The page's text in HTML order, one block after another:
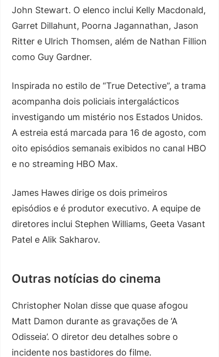
John Stewart. O elenco inclui Kelly Macdonald,
Garret Dillahunt, Poorna Jagannathan, Jason
Ritter e Ulrich Thomsen, além de Nathan Fillion
como Guy Gardner.
Inspirada no estilo de “True Detective”, a trama
acompanha dois policiais intergalácticos
investigando um mistério nos Estados Unidos.
A estreia está marcada para 16 de agosto, com
oito episódios semanais exibidos no canal HBO
e no streaming HBO Max.
James Hawes dirige os dois primeiros
episódios e é produtor executivo. A equipe de
diretores inclui Stephen Williams, Geeta Vasant
Patel e Alik Sakharov.
Outras notícias do cinema
Christopher Nolan disse que quase afogou
Matt Damon durante as gravações de ‘A
Odisseia’. O diretor deu detalhes sobre o
incidente nos bastidores do filme.